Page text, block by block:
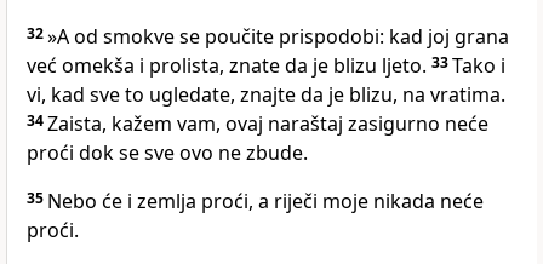
32»A od smokve se poučite prispodobi: kad joj grana
već omekša i prolista, znate da je blizu ljeto. 33Tako i
vi, kad sve to ugledate, znajte da je blizu, na vratima.
34Zaista, kažem vam, ovaj naraštaj zasigurno neće
proći dok se sve ovo ne zbude.
35 Nebo će i zemlja proći, a riječi moje nikada neće
proći.